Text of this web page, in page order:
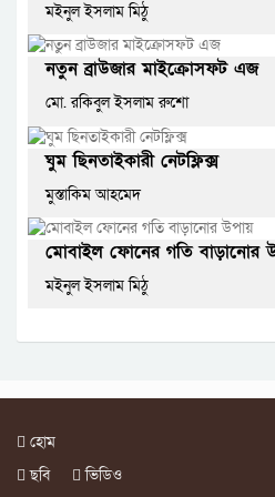
মইনুল ইসলাম মিঠু
নতুন ব্রাউজার মাইক্রোসফট এজ
মো. রকিবুল ইসলাম রুশো
ঘুম ছিনতাইকারী নেটফ্লিক্স
মুস্তাকিম আহমেদ
মোবাইল ফোনের গতি বাড়ানোর
মইনুল ইসলাম মিঠু
হোম
ছবি
ভিডিও